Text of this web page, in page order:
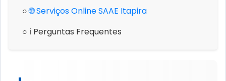
○ 🌐 Serviços Online SAAE Itapira
○ ℹ️ Perguntas Frequentes